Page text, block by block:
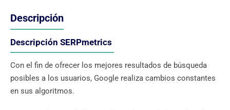
Descripción
Descripción SERPmetrics
Con el fin de ofrecer los mejores resultados de búsqueda
posibles a los usuarios, Google realiza cambios constantes
en sus algoritmos.